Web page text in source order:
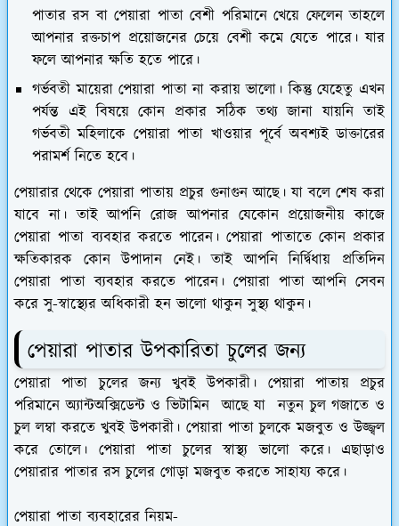
পাতার রস বা পেয়ারা পাতা বেশী পরিমানে খেয়ে ফেলেন তাহলে
আপনার রক্তচাপ প্রয়োজনের চেয়ে বেশী কমে যেতে পারে। যার
ফলে আপনার ক্ষতি হতে পারে।
গর্ভবতী মায়েরা পেয়ারা পাতা না করায় ভালো। কিন্তু যেহেতু এখন
পর্যন্ত এই বিষয়ে কোন প্রকার সঠিক তথ্য জানা যায়নি তাই
গর্ভবতী মহিলাকে পেয়ারা পাতা খাওয়ার পূর্বে অবশ্যই ডাক্তারের
পরামর্শ নিতে হবে।
পেয়ারার থেকে পেয়ারা পাতায় প্রচুর গুনাগুন আছে। যা বলে শেষ করা
যাবে না। তাই আপনি রোজ আপনার যেকোন প্রয়োজনীয় কাজে
পেয়ারা পাতা ব্যবহার করতে পারেন। পেয়ারা পাতাতে কোন প্রকার
ক্ষতিকারক কোন উপাদান নেই। তাই আপনি নির্দ্বিধায় প্রতিদিন
পেয়ারা পাতা ব্যবহার করতে পারেন। পেয়ারা পাতা আপনি সেবন
করে সু-স্বাস্থ্যের অধিকারী হন ভালো থাকুন সুস্থ্য থাকুন।
পেয়ারা পাতার উপকারিতা চুলের জন্য
পেয়ারা পাতা চুলের জন্য খুবই উপকারী। পেয়ারা পাতায় প্রচুর
পরিমানে অ্যান্টঅক্সিডেন্ট ও ভিটামিন আছে যা নতুন চুল গজাতে ও
চুল লম্বা করতে খুবই উপকারী। পেয়ারা পাতা চুলকে মজবুত ও উজ্জ্বল
করে তোলে। পেয়ারা পাতা চুলের স্বাস্থ্য ভালো করে। এছাড়াও
পেয়ারার পাতার রস চুলের গোড়া মজবুত করতে সাহায্য করে।
পেয়ারা পাতা ব্যবহারের নিয়ম-